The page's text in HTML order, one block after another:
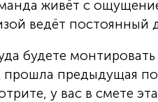
живёт с
ведёт постоянный
будете
прошла предыдущая
у вас в смете